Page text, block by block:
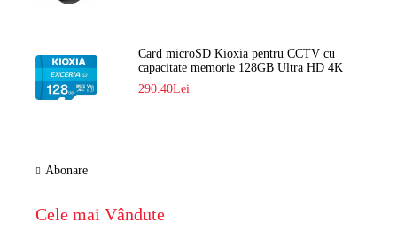
Card microSD Kioxia pentru CCTV cu
capacitate memorie 128GB Ultra HD 4K
LMEX2L128GG2
290.40Lei
Abonare
Cele mai Vândute